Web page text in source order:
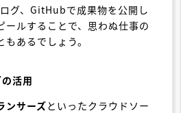
グ、GitHubで成果物を公開し
ールすることで、思わぬ仕事の
あるでしょう。
活用
ンサーズといったクラウドソー